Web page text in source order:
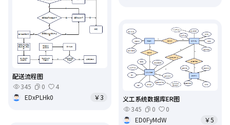
配送流程图
345
0
4
EDxPLHk0
￥3
义工系统数据库ER图
345
0
0
ED0FyMdW
￥5